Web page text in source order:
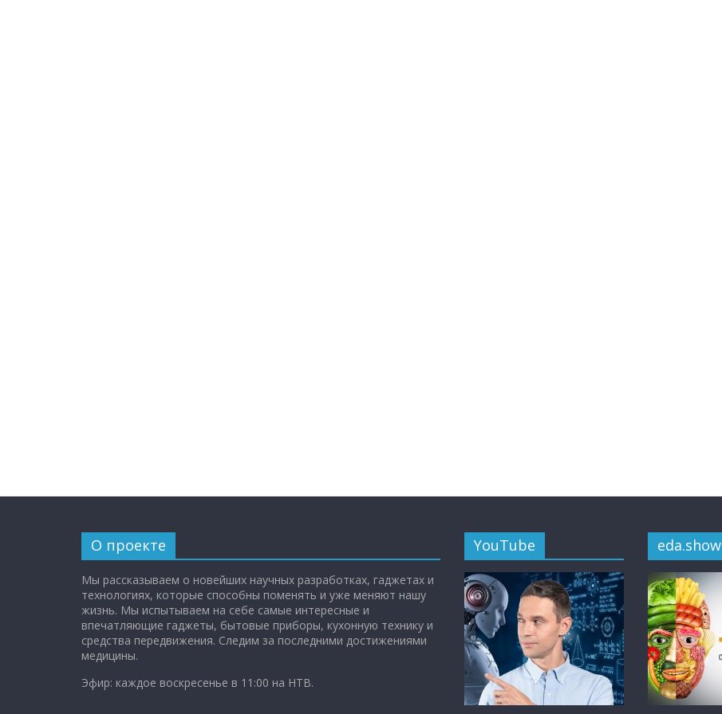
О проекте
Мы рассказываем о новейших научных разработках, гаджетах и
технологиях, которые способны поменять и уже меняют нашу
жизнь. Мы испытываем на себе самые интересные и
впечатляющие гаджеты, бытовые приборы, кухонную технику и
средства передвижения. Следим за последними достижениями
медицины.
Эфир: каждое воскресенье в 11:00 на НТВ.
YouTube eda.show